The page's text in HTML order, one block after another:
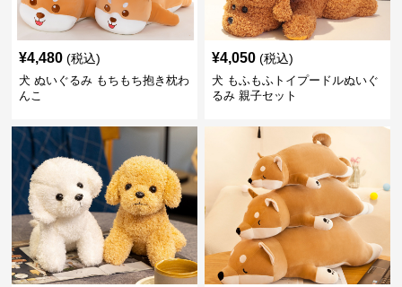
¥4,480 (税込)
犬 ぬいぐるみ もちもち抱き枕わ
んこ
¥4,050 (税込)
犬 もふもふトイプードルぬいぐ
るみ 親子セット